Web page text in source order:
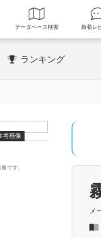
データベース 検索
ランキング
考画像
です。
メ